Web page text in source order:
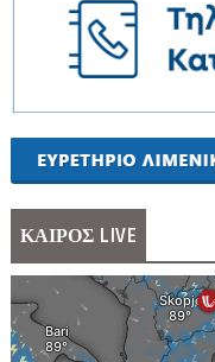
ΚΑΙΡΟΣ LIVE